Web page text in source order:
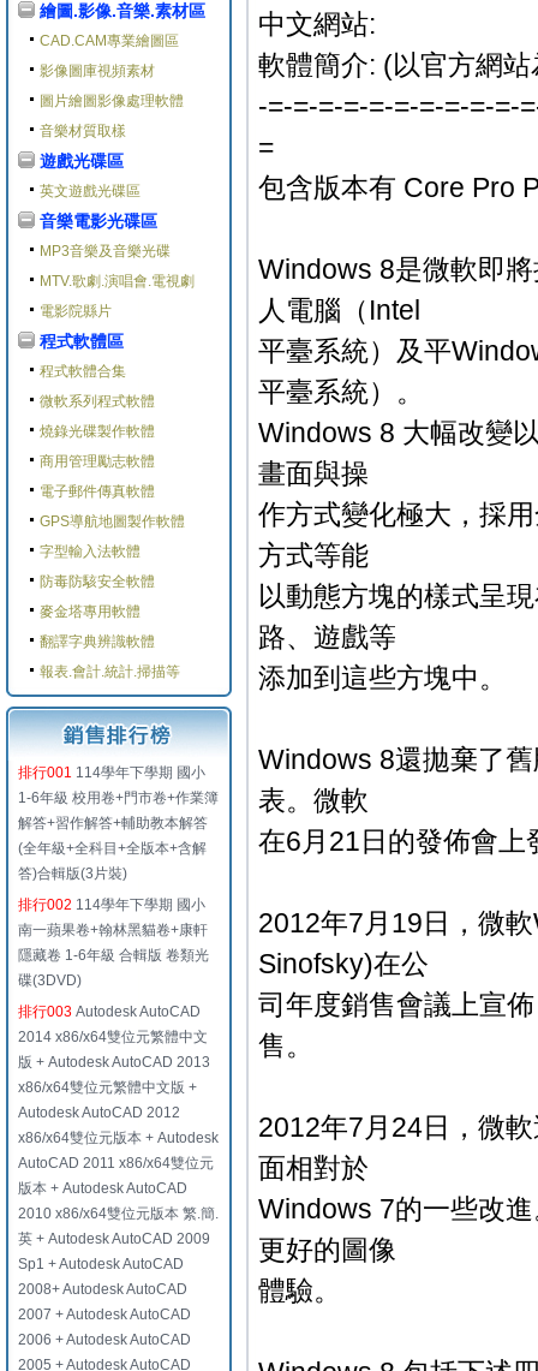
繪圖.影像.音樂.素材區
CAD.CAM專業繪圖區
影像圖庫視頻素材
圖片繪圖影像處理軟體
音樂材質取樣
遊戲光碟區
英文遊戲光碟區
音樂電影光碟區
MP3音樂及音樂光碟
MTV.歌劇.演唱會.電視劇
電影院縣片
程式軟體區
程式軟體合集
微軟系列程式軟體
燒錄光碟製作軟體
商用管理勵志軟體
電子郵件傳真軟體
GPS導航地圖製作軟體
字型輸入法軟體
防毒防駭安全軟體
麥金塔專用軟體
翻譯字典辨識軟體
報表.會計.統計.掃描等
排行001 114學年下學期 國小
1-6年級 校用卷+門市卷+作業簿
解答+習作解答+輔助教本解答
(全年級+全科目+全版本+含解
答)合輯版(3片裝)
排行002 114學年下學期 國小
南一蘋果卷+翰林黑貓卷+康軒
隱藏卷 1-6年級 合輯版 卷類光
碟(3DVD)
排行003 Autodesk AutoCAD
2014 x86/x64雙位元繁體中文
版 + Autodesk AutoCAD 2013
x86/x64雙位元繁體中文版 +
Autodesk AutoCAD 2012
x86/x64雙位元版本 + Autodesk
AutoCAD 2011 x86/x64雙位元
版本 + Autodesk AutoCAD
2010 x86/x64雙位元版本 繁.簡.
英 + Autodesk AutoCAD 2009
Sp1 + Autodesk AutoCAD
2008+ Autodesk AutoCAD
2007 + Autodesk AutoCAD
2006 + Autodesk AutoCAD
2005 + Autodesk AutoCAD
中文網站:
軟體簡介: (以官方網站
-=-=-=-=-=-=-=-=-=-=-
=
包含版本有 Core Pro
Windows 8是微軟即
人電腦（Intel
平臺系統）及平
平臺系統）。
Windows 8 大幅改變
畫面與操
作方式變化極大，採
方式等能
以動態方塊的樣式呈
路、遊戲等
添加到這些方塊中。
Windows 8還拋棄了
表。微軟
在6月21日的發佈會
2012年7月19日，微
Sinofsky)在公
司年度銷售會議上宣
售。
2012年7月24日，微
面相對於
Windows 7的一些改
更好的圖像
體驗。